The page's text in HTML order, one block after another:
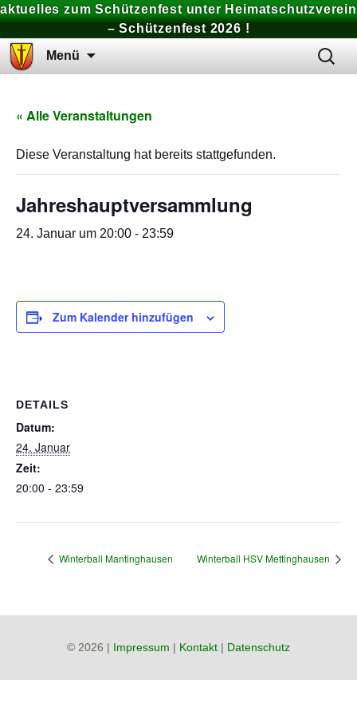
aktuelles zum Schützenfest unter Heimatschutzverein
– Schützenfest 2026 !
Menü
Suchen
nach:
« Alle Veranstaltungen
Diese Veranstaltung hat bereits stattgefunden.
Jahreshauptversammlung
24. Januar um 20:00 - 23:59
Zum Kalender hinzufügen
DETAILS
Datum:
24. Januar
Zeit:
20:00 - 23:59
Winterball Mantinghausen Winterball HSV Mettinghausen
© 2026 | Impressum | Kontakt | Datenschutz